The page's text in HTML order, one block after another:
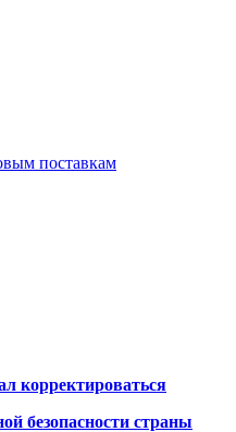
поставкам
корректироваться
безопасности страны